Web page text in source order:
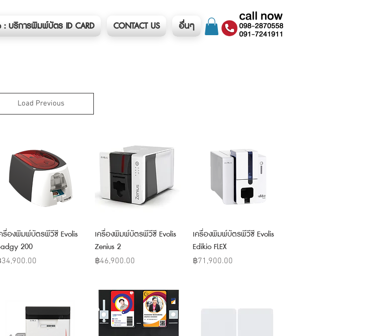
: บริการพิมพ์บัตร ID CARD CONTACT US อื่นๆ
Load Previous
Quick View
รื่องพิมพ์บัตรพีวีซี Evolis
200
Quick View
เครื่องพิมพ์บัตรพีวีซี Evolis
Zenius 2
Price
฿46,900.00
Quick View
เครื่องพิมพ์บัตรพีวีซี Evolis
Edikio FLEX
Price
฿71,900.00